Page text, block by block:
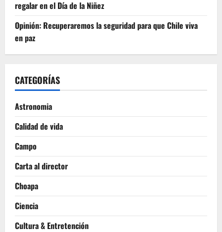
regalar en el Día de la Niñez
Opinión: Recuperaremos la seguridad para que Chile viva
en paz
CATEGORÍAS
Astronomia
Calidad de vida
Campo
Carta al director
Choapa
Ciencia
Cultura & Entretención